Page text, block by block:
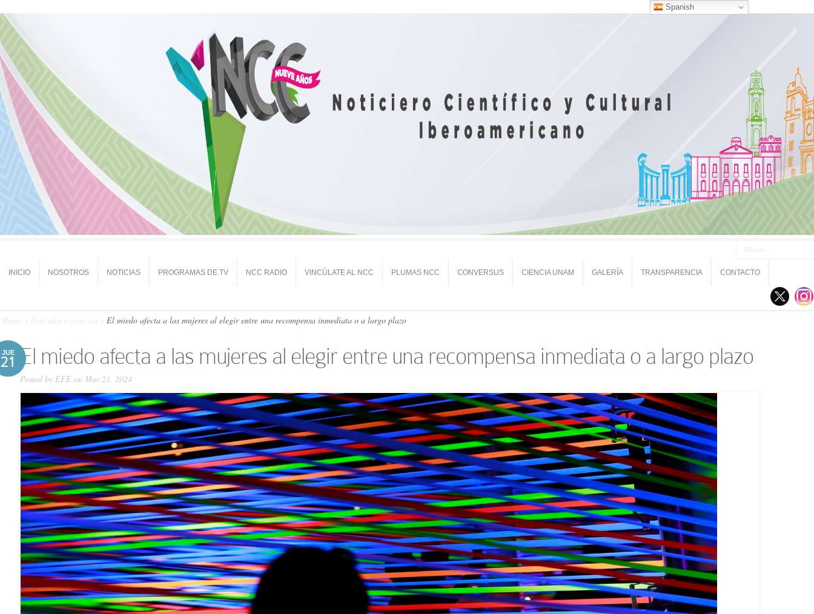
INICIO NOSOTROS NOTICIAS PROGRAMAS DE TV NCC RADIO VINCÚLATE AL NCC PLUMAS NCC CONVERSUS CIENCIA UNAM GALERÍA TRANSPARENCIA CONTACTO
Home Artículos o noticias El miedo afecta a las mujeres al elegir entre una recompensa inmediata o a largo plazo
JUE
21 El miedo afecta a las mujeres al elegir entre una recompensa inmediata o a largo plazo
Posted by EFE on Mar 21, 2024
Spanish